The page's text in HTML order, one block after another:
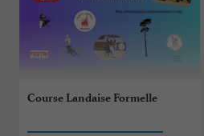
Course Landaise Formelle